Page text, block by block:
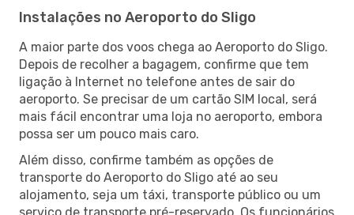
Instalações no Aeroporto do Sligo
A maior parte dos voos chega ao Aeroporto do Sligo.
Depois de recolher a bagagem, confirme que tem
ligação à Internet no telefone antes de sair do
aeroporto. Se precisar de um cartão SIM local, será
mais fácil encontrar uma loja no aeroporto, embora
possa ser um pouco mais caro.
Além disso, confirme também as opções de
transporte do Aeroporto do Sligo até ao seu
alojamento, seja um táxi, transporte público ou um